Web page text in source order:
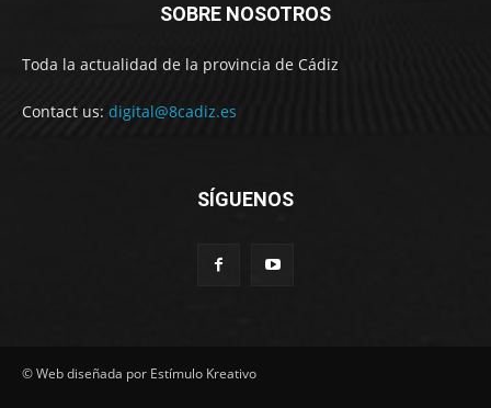
SOBRE NOSOTROS
Toda la actualidad de la provincia de Cádiz
Contact us: digital@8cadiz.es
SÍGUENOS
© Web diseñada por Estímulo Kreativo